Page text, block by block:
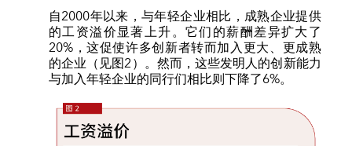
自2000年以来，与年轻企业相比，成熟企业提供
的工资溢价显著上升。它们的薪酬差异扩大了
20%，这促使许多创新者转而加入更大、更成熟
的企业（见图2）。然而，这些发明人的创新能力
与加入年轻企业的同行们相比则下降了6%。